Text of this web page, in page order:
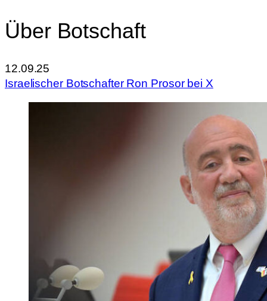
Über Botschaft
12.09.25
Israelischer Botschafter Ron Prosor bei X